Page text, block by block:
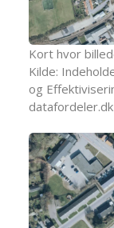
Kort hvor
Kilde:
og